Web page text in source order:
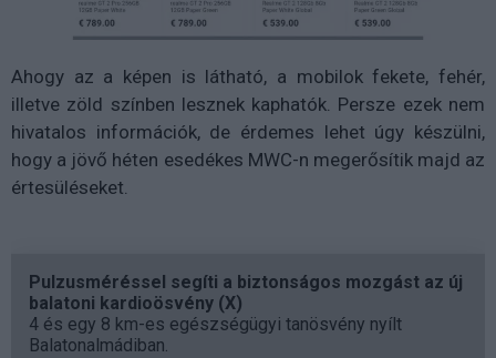
Ahogy az a képen is látható, a mobilok fekete, fehér,
illetve zöld színben lesznek kaphatók. Persze ezek nem
hivatalos információk, de érdemes lehet úgy készülni,
hogy a jövő héten esedékes MWC-n megerősítik majd az
értesüléseket.
Pulzusméréssel segíti a biztonságos mozgást az új
balatoni kardioösvény (X)
4 és egy 8 km-es egészségügyi tanösvény nyílt
Balatonalmádiban.